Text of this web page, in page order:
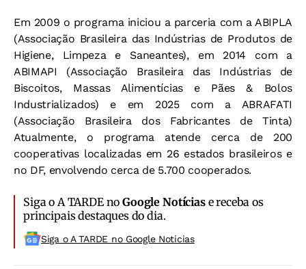
Em 2009 o programa iniciou a parceria com a ABIPLA
(Associação Brasileira das Indústrias de Produtos de
Higiene, Limpeza e Saneantes), em 2014 com a
ABIMAPI (Associação Brasileira das Indústrias de
Biscoitos, Massas Alimentícias e Pães & Bolos
Industrializados) e em 2025 com a ABRAFATI
(Associação Brasileira dos Fabricantes de Tinta)
Atualmente, o programa atende cerca de 200
cooperativas localizadas em 26 estados brasileiros e
no DF, envolvendo cerca de 5.700 cooperados.
Siga o A TARDE noGoogle Notíciase receba os
principais destaques do dia.
Siga o A TARDE no Google Noticias